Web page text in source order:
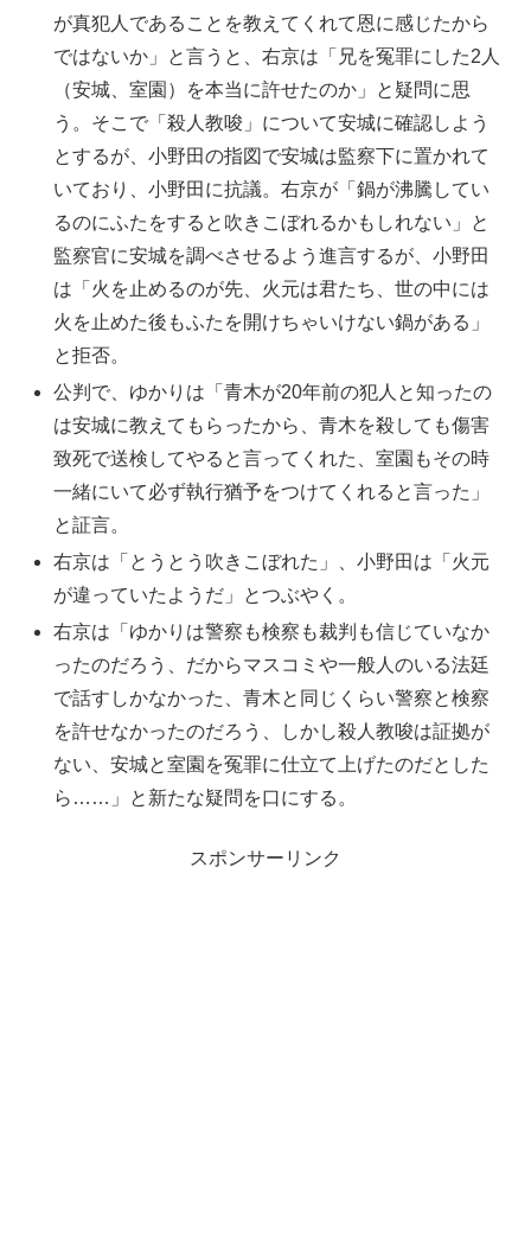
が真犯人であることを教えてくれて恩に感じたから
ではないか」と言うと、右京は「兄を冤罪にした2人
（安城、室園）を本当に許せたのか」と疑問に思
う。そこで「殺人教唆」について安城に確認しよう
とするが、小野田の指図で安城は監察下に置かれて
いており、小野田に抗議。右京が「鍋が沸騰してい
るのにふたをすると吹きこぼれるかもしれない」と
監察官に安城を調べさせるよう進言するが、小野田
は「火を止めるのが先、火元は君たち、世の中には
火を止めた後もふたを開けちゃいけない鍋がある」
と拒否。
公判で、ゆかりは「青木が20年前の犯人と知ったの
は安城に教えてもらったから、青木を殺しても傷害
致死で送検してやると言ってくれた、室園もその時
一緒にいて必ず執行猶予をつけてくれると言った」
と証言。
右京は「とうとう吹きこぼれた」、小野田は「火元
が違っていたようだ」とつぶやく。
右京は「ゆかりは警察も検察も裁判も信じていなか
ったのだろう、だからマスコミや一般人のいる法廷
で話すしかなかった、青木と同じくらい警察と検察
を許せなかったのだろう、しかし殺人教唆は証拠が
ない、安城と室園を冤罪に仕立て上げたのだとした
ら……」と新たな疑問を口にする。
スポンサーリンク